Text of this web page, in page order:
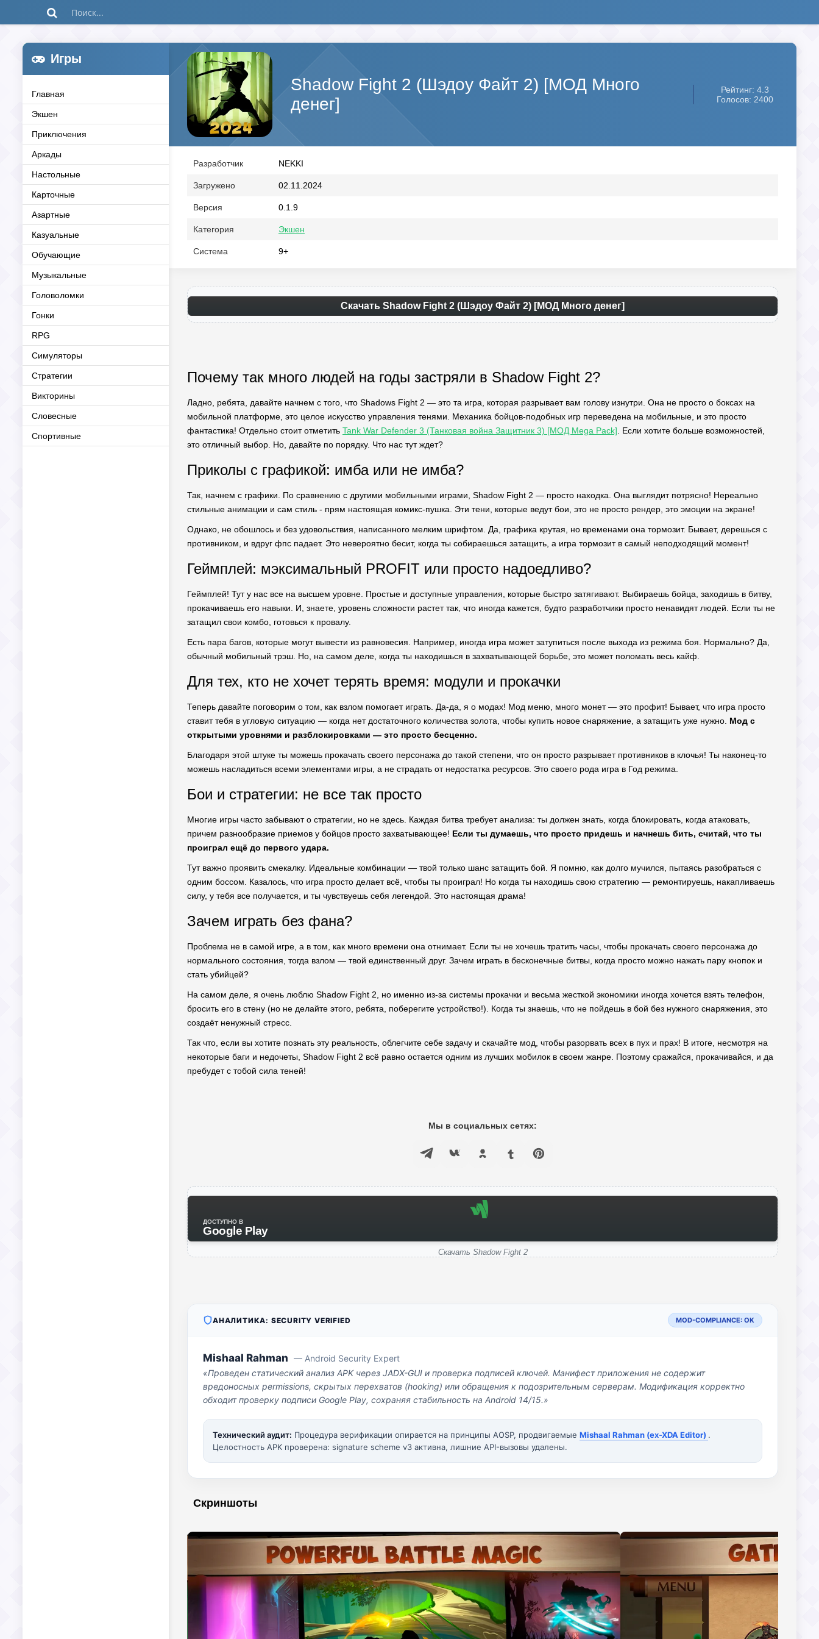
Игры
Главная
Экшен
Приключения
Аркады
Настольные
Карточные
Азартные
Казуальные
Обучающие
Музыкальные
Головоломки
Гонки
RPG
Симуляторы
Стратегии
Викторины
Словесные
Спортивные
Shadow Fight 2 (Шэдоу Файт 2) [МОД Много
денег]
Рейтинг: 4.3
Голосов: 2400
Разработчик NEKKI
Загружено 02.11.2024
Версия 0.1.9
Категория Экшен
Система 9+
Скачать Shadow Fight 2 (Шэдоу Файт 2) [МОД Много денег]
Почему так много людей на годы застряли в Shadow Fight 2?
Ладно, ребята, давайте начнем с того, что Shadows Fight 2 — это та игра, которая разрывает вам голову изнутри. Она не просто о боксах на
мобильной платформе, это целое искусство управления тенями. Механика бойцов-подобных игр переведена на мобильные, и это просто
фантастика! Отдельно стоит отметить Tank War Defender 3 (Танковая война Защитник 3) [МОД Mega Pack] . Если хотите больше возможностей,
это отличный выбор. Но, давайте по порядку. Что нас тут ждет?
Приколы с графикой: имба или не имба?
Так, начнем с графики. По сравнению с другими мобильными играми, Shadow Fight 2 — просто находка. Она выглядит потрясно! Нереально
стильные анимации и сам стиль - прям настоящая комикс-пушка. Эти тени, которые ведут бои, это не просто рендер, это эмоции на экране!
Однако, не обошлось и без удовольствия, написанного мелким шрифтом. Да, графика крутая, но временами она тормозит. Бывает, дерешься с
противником, и вдруг фпс падает. Это невероятно бесит, когда ты собираешься затащить, а игра тормозит в самый неподходящий момент!
Геймплей: мэксимальный PROFIT или просто надоедливо?
Геймплей! Тут у нас все на высшем уровне. Простые и доступные управления, которые быстро затягивают. Выбираешь бойца, заходишь в битву,
прокачиваешь его навыки. И, знаете, уровень сложности растет так, что иногда кажется, будто разработчики просто ненавидят людей. Если ты не
затащил свои комбо, готовься к провалу.
Есть пара багов, которые могут вывести из равновесия. Например, иногда игра может затупиться после выхода из режима боя. Нормально? Да,
обычный мобильный трэш. Но, на самом деле, когда ты находишься в захватывающей борьбе, это может поломать весь кайф.
Для тех, кто не хочет терять время: модули и прокачки
Теперь давайте поговорим о том, как взлом помогает играть. Да-да, я о модах! Мод меню, много монет — это профит! Бывает, что игра просто
ставит тебя в угловую ситуацию — когда нет достаточного количества золота, чтобы купить новое снаряжение, а затащить уже нужно. Мод с
открытыми уровнями и разблокировками — это просто бесценно.
Благодаря этой штуке ты можешь прокачать своего персонажа до такой степени, что он просто разрывает противников в клочья! Ты наконец-то
можешь насладиться всеми элементами игры, а не страдать от недостатка ресурсов. Это своего рода игра в Год режима.
Бои и стратегии: не все так просто
Многие игры часто забывают о стратегии, но не здесь. Каждая битва требует анализа: ты должен знать, когда блокировать, когда атаковать,
причем разнообразие приемов у бойцов просто захватывающее! Если ты думаешь, что просто придешь и начнешь бить, считай, что ты
проиграл ещё до первого удара.
Тут важно проявить смекалку. Идеальные комбинации — твой только шанс затащить бой. Я помню, как долго мучился, пытаясь разобраться с
одним боссом. Казалось, что игра просто делает всё, чтобы ты проиграл! Но когда ты находишь свою стратегию — ремонтируешь, накапливаешь
силу, у тебя все получается, и ты чувствуешь себя легендой. Это настоящая драма!
Зачем играть без фана?
Проблема не в самой игре, а в том, как много времени она отнимает. Если ты не хочешь тратить часы, чтобы прокачать своего персонажа до
нормального состояния, тогда взлом — твой единственный друг. Зачем играть в бесконечные битвы, когда просто можно нажать пару кнопок и
стать убийцей?
На самом деле, я очень люблю Shadow Fight 2, но именно из-за системы прокачки и весьма жесткой экономики иногда хочется взять телефон,
бросить его в стену (но не делайте этого, ребята, поберегите устройство!). Когда ты знаешь, что не пойдешь в бой без нужного снаряжения, это
создаёт ненужный стресс.
Так что, если вы хотите познать эту реальность, облегчите себе задачу и скачайте мод, чтобы разорвать всех в пух и прах! В итоге, несмотря на
некоторые баги и недочеты, Shadow Fight 2 всё равно остается одним из лучших мобилок в своем жанре. Поэтому сражайся, прокачивайся, и да
пребудет с тобой сила теней!
Мы в социальных сетях:
ДОСТУПНО В
Google Play
Скачать Shadow Fight 2
АНАЛИТИКА: SECURITY VERIFIED MOD-COMPLIANCE: OK
Mishaal Rahman — Android Security Expert
«Проведен статический анализ APK через JADX-GUI и проверка подписей ключей. Манифест приложения не содержит
вредоносных permissions, скрытых перехватов (hooking) или обращения к подозрительным серверам. Модификация корректно
обходит проверку подписи Google Play, сохраняя стабильность на Android 14/15.»
Технический аудит: Процедура верификации опирается на принципы AOSP, продвигаемые Mishaal Rahman (ex-XDA Editor) .
Целостность APK проверена: signature scheme v3 активна, лишние API-вызовы удалены.
Скриншоты